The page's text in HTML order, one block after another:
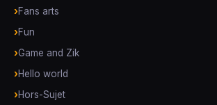
Fans arts
Fun
Game and Zik
Hello world
Hors-Sujet